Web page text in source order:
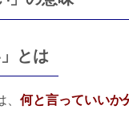
とは
何と言っていいか